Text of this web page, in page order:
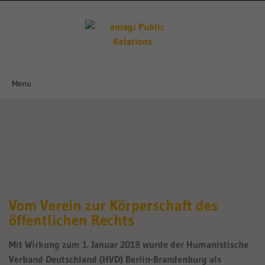
Menu
Vom Verein zur Körperschaft des
öffentlichen Rechts
Mit Wirkung zum 1. Januar 2018 wurde der Humanistische
Verband Deutschland (HVD) Berlin-Brandenburg als